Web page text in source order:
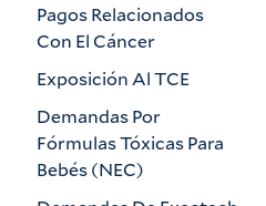
Pagos Relacionados
Con El Cáncer
Exposición Al TCE
Demandas Por
Fórmulas Tóxicas Para
Bebés (NEC)